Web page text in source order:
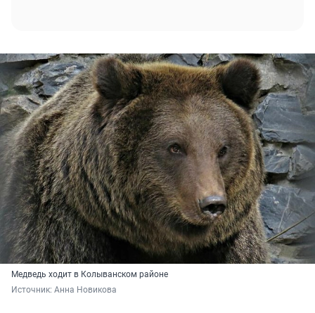
Медведь ходит в Колыванском районе
Источник: Анна Новикова